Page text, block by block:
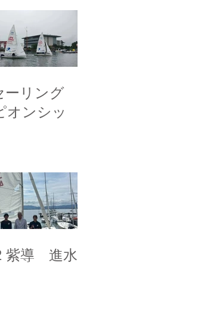
ーリング
オンシッ
紫導 進水